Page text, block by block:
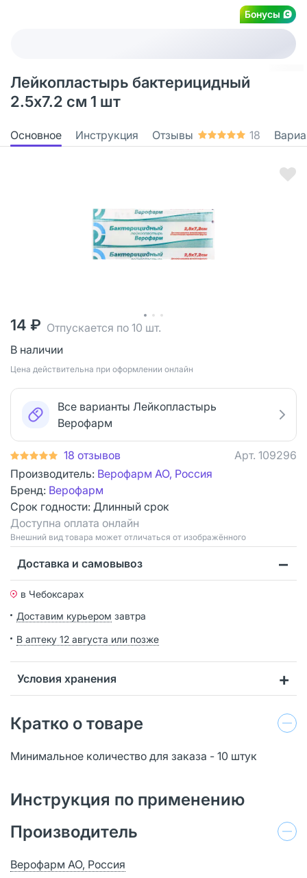
Бонусы
Лейкопластырь бактерицидный
2.5х7.2 см 1 шт
Основное Инструкция Отзывы 18
14 ₽
В наличии
Отпускается по 10 шт.
Цена действительна при оформлении онлайн
Все варианты Лейкопластырь
Верофарм
18 отзывов Арт. 109296
Производитель: Верофарм АО, Россия
Бренд: Верофарм
Срок годности: Длинный срок
Доступна оплата онлайн
Bнешний вид товара может отличаться от изображённого
Доставка и самовывоз
в Чебоксарах
Доставим курьером завтра
В аптеку 12 августа или позже
Условия хранения
Кратко о товаре
Минимальное количество для заказа - 10 штук
Инструкция по применению
Производитель
Верофарм АО, Россия